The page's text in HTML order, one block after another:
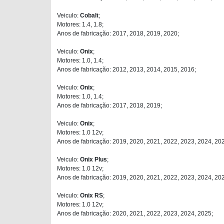
Veiculo: Cobalt;
Motores: 1.4, 1.8;
Anos de fabricação: 2017, 2018, 2019, 2020;
Veiculo: Onix;
Motores: 1.0, 1.4;
Anos de fabricação: 2012, 2013, 2014, 2015, 2016;
Veiculo: Onix;
Motores: 1.0, 1.4;
Anos de fabricação: 2017, 2018, 2019;
Veiculo: Onix;
Motores: 1.0 12v;
Anos de fabricação: 2019, 2020, 2021, 2022, 2023, 2024,
Veiculo: Onix Plus;
Motores: 1.0 12v;
Anos de fabricação: 2019, 2020, 2021, 2022, 2023, 2024,
Veiculo: Onix RS;
Motores: 1.0 12v;
Anos de fabricação: 2020, 2021, 2022, 2023, 2024, 2025;